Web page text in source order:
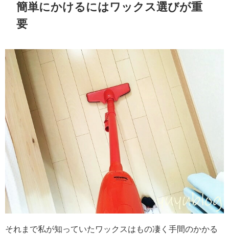
簡単にかけるにはワックス選びが重
要
それまで私が知っていたワックスはもの凄く手間のかかる